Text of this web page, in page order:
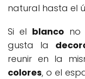
natural hasta el
Si el blanco no
gusta la
reunir en la
colores, o el